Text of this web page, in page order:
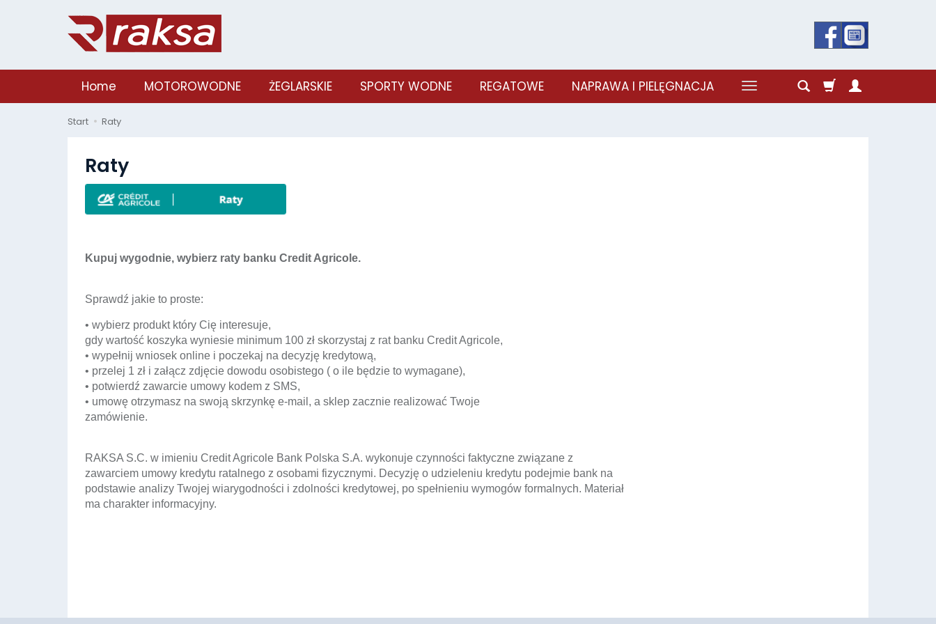
Home MOTOROWODNE ŻEGLARSKIE SPORTY WODNE REGATOWE NAPRAWA I PIELĘGNACJA
Start Raty
Raty
Kupuj wygodnie, wybierz raty banku Credit Agricole.
Sprawdź jakie to proste:
• wybierz produkt który Cię interesuje,
gdy wartość koszyka wyniesie minimum 100 zł skorzystaj z rat banku Credit Agricole,
• wypełnij wniosek online i poczekaj na decyzję kredytową,
• przelej 1 zł i załącz zdjęcie dowodu osobistego ( o ile będzie to wymagane),
• potwierdź zawarcie umowy kodem z SMS,
• umowę otrzymasz na swoją skrzynkę e-mail, a sklep zacznie realizować Twoje
zamówienie.
RAKSA S.C. w imieniu Credit Agricole Bank Polska S.A. wykonuje czynności faktyczne związane z
zawarciem umowy kredytu ratalnego z osobami fizycznymi. Decyzję o udzieleniu kredytu podejmie bank na
podstawie analizy Twojej wiarygodności i zdolności kredytowej, po spełnieniu wymogów formalnych. Materiał
ma charakter informacyjny.